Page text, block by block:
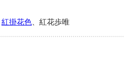
紅掛花色 、紅花歩唯